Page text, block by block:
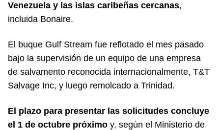
Venezuela y las islas caribeñas cercanas,
incluida Bonaire.
El buque Gulf Stream fue reflotado el mes pasado
bajo la supervisión de un equipo de una empresa
de salvamento reconocida internacionalmente, T&T
Salvage Inc, y luego remolcado a Trinidad.
El plazo para presentar las solicitudes concluye
el 1 de octubre próximo y, según el Ministerio de